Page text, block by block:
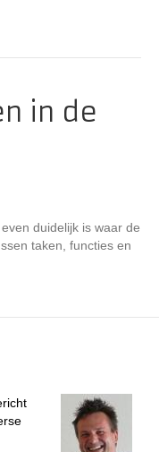
in de
duidelijk is waar de
taken, functies en